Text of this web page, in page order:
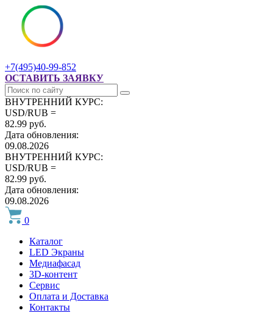
+7(495)40-99-852
ОСТАВИТЬ ЗАЯВКУ
ВНУТРЕННИЙ КУРС:
USD/RUB =
82.99 руб.
Дата обновления:
09.08.2026
ВНУТРЕННИЙ КУРС:
USD/RUB =
82.99 руб.
Дата обновления:
09.08.2026
0
Каталог
LED Экраны
Медиафасад
3D-контент
Сервис
Оплата и Доставка
Контакты